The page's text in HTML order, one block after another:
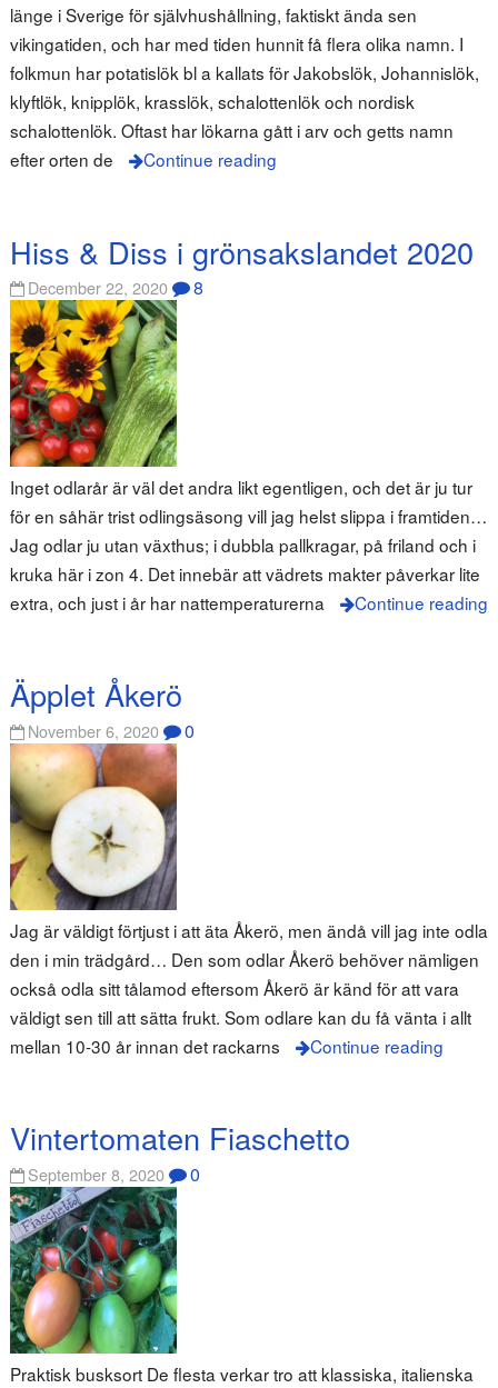
länge i Sverige för självhushållning, faktiskt ända sen
vikingatiden, och har med tiden hunnit få flera olika namn. I
folkmun har potatislök bl a kallats för Jakobslök, Johannislök,
klyftlök, knipplök, krasslök, schalottenlök och nordisk
schalottenlök. Oftast har lökarna gått i arv och getts namn
efter orten de
Continue reading
Hiss & Diss i grönsakslandet 2020
December 22, 2020 8
Inget odlarår är väl det andra likt egentligen, och det är ju tur
för en såhär trist odlingsäsong vill jag helst slippa i framtiden…
Jag odlar ju utan växthus; i dubbla pallkragar, på friland och i
kruka här i zon 4. Det innebär att vädrets makter påverkar lite
extra, och just i år har nattemperaturerna
Continue reading
Äpplet Åkerö
November 6, 2020 0
Jag är väldigt förtjust i att äta Åkerö, men ändå vill jag inte odla
den i min trädgård… Den som odlar Åkerö behöver nämligen
också odla sitt tålamod eftersom Åkerö är känd för att vara
väldigt sen till att sätta frukt. Som odlare kan du få vänta i allt
mellan 10-30 år innan det rackarns
Continue reading
Vintertomaten Fiaschetto
September 8, 2020 0
Praktisk busksort De flesta verkar tro att klassiska, italienska